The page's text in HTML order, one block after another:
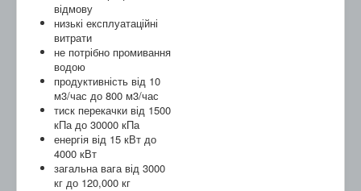
відмову
низькі експлуатаційні
витрати
не потрібно промивання
водою
продуктивність від 10
м3/час до 800 м3/час
тиск перекачки від 1500
кПа до 30000 кПа
енергія від 15 кВт до
4000 кВт
загальна вага від 3000
кг до 120,000 кг